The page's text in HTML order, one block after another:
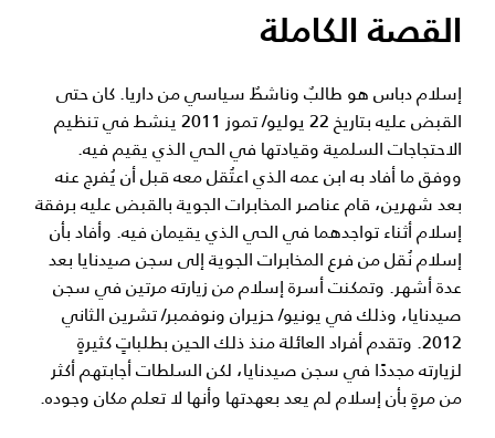
القصة الكاملة
إسلام دباس هو طالبٌ وناشطٌ سياسي من داريا. كان حتى
القبض عليه بتاريخ 22 يوليو/ تموز 2011 ينشط في تنظيم
الاحتجاجات السلمية وقيادتها في الحي الذي يقيم فيه.
ووفق ما أفاد به ابن عمه الذي اعتُقل معه قبل أن يُفرج عنه
بعد شهرين، قام عناصر المخابرات الجوية بالقبض عليه برفقة
إسلام أثناء تواجدهما في الحي الذي يقيمان فيه. وأفاد بأن
إسلام نُقل من فرع المخابرات الجوية إلى سجن صيدنايا بعد
عدة أشهر. وتمكنت أسرة إسلام من زيارته مرتين في سجن
صيدنايا، وذلك في يونيو/ حزيران ونوفمبر/ تشرين الثاني
2012. وتقدم أفراد العائلة منذ ذلك الحين بطلباتٍ كثيرةٍ
لزيارته مجددًا في سجن صيدنايا، لكن السلطات أجابتهم أكثر
من مرةٍ بأن إسلام لم يعد بعهدتها وأنها لا تعلم مكان وجوده.